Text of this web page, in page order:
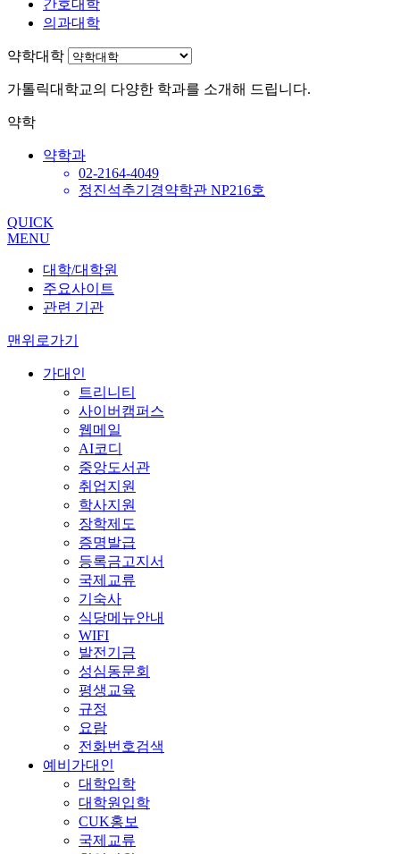
간호대학
의과대학
약학대학
가톨릭대학교의 다양한 학과를 소개해 드립니다.
약학
약학과
02-2164-4049
정진석추기경약학관 NP216호
QUICK
MENU
대학/대학원
주요사이트
관련 기관
맨위로가기
가대인
트리니티
사이버캠퍼스
웹메일
AI코디
중앙도서관
취업지원
학사지원
장학제도
증명발급
등록금고지서
국제교류
기숙사
식당메뉴안내
WIFI
발전기금
성심동문회
평생교육
규정
요람
전화번호검색
예비가대인
대학입학
대학원입학
CUK홍보
국제교류